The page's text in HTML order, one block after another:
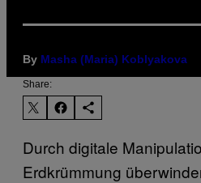
By Masha (Maria) Koblyakova
Share:
Durch digitale
Erdkrümmung